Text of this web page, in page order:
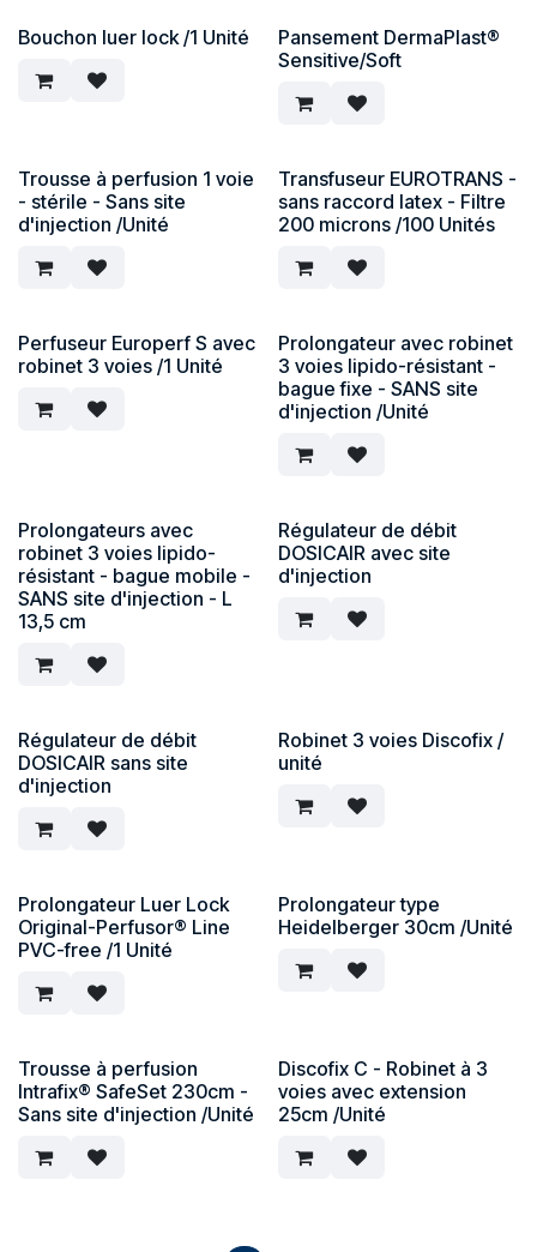
Bouchon luer lock /1 Unité
Pansement DermaPlast®
Sensitive/Soft
Trousse à perfusion 1 voie
- stérile - Sans site
d'injection /Unité
Transfuseur EUROTRANS -
sans raccord latex - Filtre
200 microns /100 Unités
Perfuseur Europerf S avec
robinet 3 voies /1 Unité
Prolongateur avec robinet
3 voies lipido-résistant -
bague fixe - SANS site
d'injection /Unité
Prolongateurs avec
robinet 3 voies lipido-
résistant - bague mobile -
SANS site d'injection - L
13,5 cm
Régulateur de débit
DOSICAIR avec site
d'injection
Régulateur de débit
DOSICAIR sans site
d'injection
Robinet 3 voies Discofix /
unité
Prolongateur Luer Lock
Original-Perfusor® Line
PVC-free /1 Unité
Prolongateur type
Heidelberger 30cm /Unité
Trousse à perfusion
Intrafix® SafeSet 230cm -
Sans site d'injection /Unité
Discofix C - Robinet à 3
voies avec extension
25cm /Unité